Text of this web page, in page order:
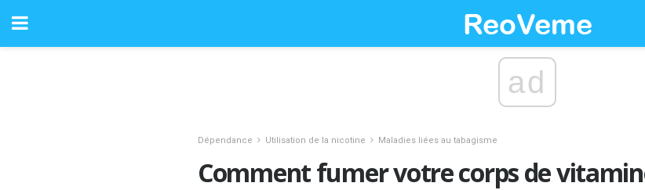
ad
Dépendance Utilisation de la nicotine Maladies liées au tabagisme
Comment fumer votre corps de